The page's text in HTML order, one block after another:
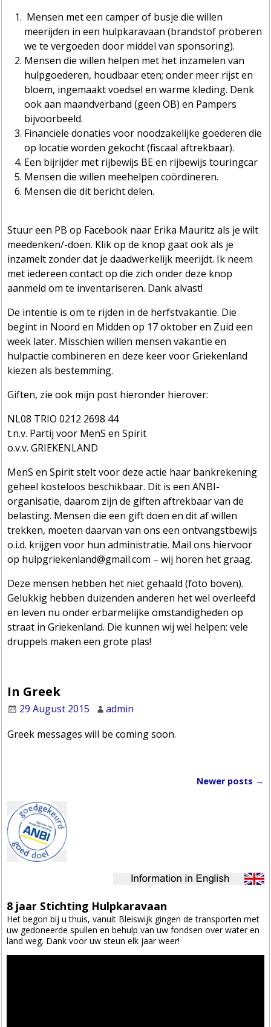
Mensen met een camper of busje die willen
meerijden in een hulpkaravaan (brandstof proberen
we te vergoeden door middel van sponsoring).
Mensen die willen helpen met het inzamelen van
hulpgoederen, houdbaar eten; onder meer rijst en
bloem, ingemaakt voedsel en warme kleding. Denk
ook aan maandverband (geen OB) en Pampers
bijvoorbeeld.
Financiële donaties voor noodzakelijke goederen die
op locatie worden gekocht (fiscaal aftrekbaar).
Een bijrijder met rijbewijs BE en rijbewijs touringcar
Mensen die willen meehelpen coördineren.
Mensen die dit bericht delen.
Stuur een PB op Facebook naar Erika Mauritz als je wilt
meedenken/-doen. Klik op de knop gaat ook als je
inzamelt zonder dat je daadwerkelijk meerijdt. Ik neem
met iedereen contact op die zich onder deze knop
aanmeld om te inventariseren. Dank alvast!
De intentie is om te rijden in de herfstvakantie. Die
begint in Noord en Midden op 17 oktober en Zuid een
week later. Misschien willen mensen vakantie en
hulpactie combineren en deze keer voor Griekenland
kiezen als bestemming.
Giften, zie ook mijn post hieronder hierover:
NL08 TRIO 0212 2698 44
t.n.v. Partij voor MenS en Spirit
o.v.v. GRIEKENLAND
MenS en Spirit stelt voor deze actie haar bankrekening
geheel kosteloos beschikbaar. Dit is een ANBI-
organisatie, daarom zijn de giften aftrekbaar van de
belasting. Mensen die een gift doen en dit af willen
trekken, moeten daarvan van ons een ontvangstbewijs
o.i.d. krijgen voor hun administratie. Mail ons hiervoor
op hulpgriekenland@gmail.com – wij horen het graag.
Deze mensen hebben het niet gehaald (foto boven).
Gelukkig hebben duizenden anderen het wel overleefd
en leven nu onder erbarmelijke omstandigheden op
straat in Griekenland. Die kunnen wij wel helpen: vele
druppels maken een grote plas!
In Greek
29 August 2015
admin
Greek messages will be coming soon.
Newer posts →
8 jaar Stichting Hulpkaravaan
Het begon bij u thuis, vanuit Bleiswijk gingen de transporten met
uw gedoneerde spullen en behulp van uw fondsen over water en
land weg. Dank voor uw steun elk jaar weer!